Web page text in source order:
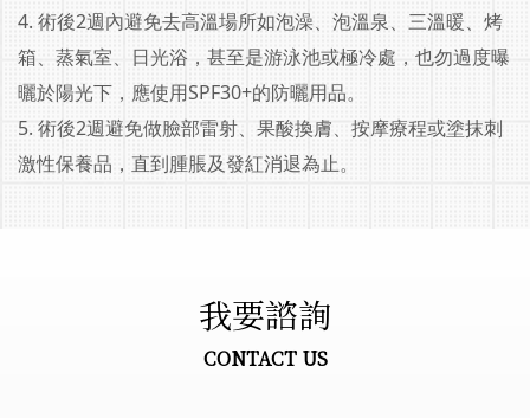
4. 術後2週內避免去高溫場所如泡澡、泡溫泉、三溫暖、烤
箱、蒸氣室、日光浴，甚至是游泳池或極冷處，也勿過度曝
曬於陽光下，應使用SPF30+的防曬用品。
5. 術後2週避免做臉部雷射、果酸換膚、按摩療程或塗抹刺
激性保養品，直到腫脹及發紅消退為止。
我要諮詢
CONTACT US